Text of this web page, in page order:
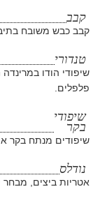
קבב
קבב כבש משובח
טנדורי
שיפודי הודו
פלפלים.
שיפודי
בקר
שיפודים מנתח בקר
נודלס
אטריות ביצים, מבחר